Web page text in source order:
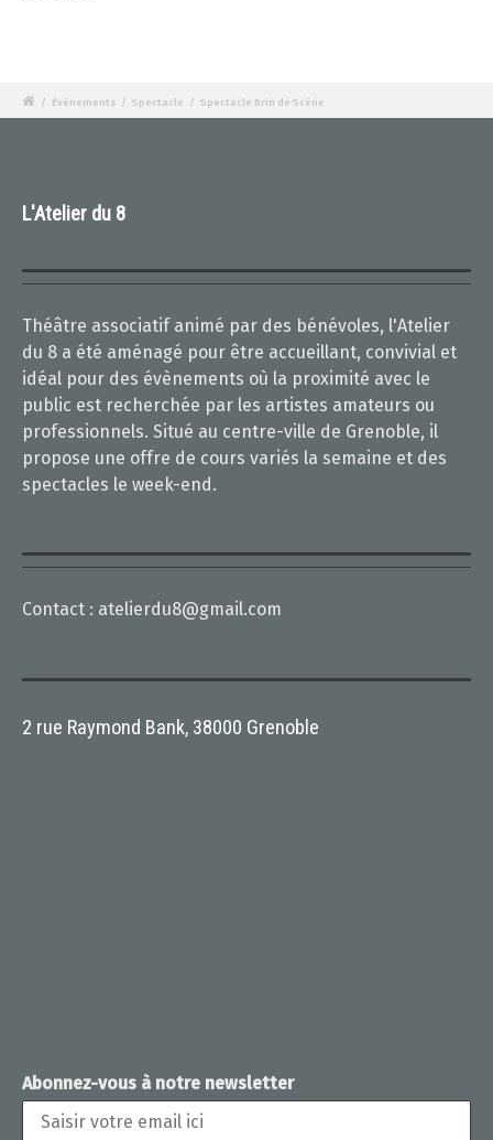
/ Évènements / Spectacle / Spectacle Brin de Scène
L'Atelier du 8
Théâtre associatif animé par des bénévoles, l'Atelier
du 8 a été aménagé pour être accueillant, convivial et
idéal pour des évènements où la proximité avec le
public est recherchée par les artistes amateurs ou
professionnels. Situé au centre-ville de Grenoble, il
propose une offre de cours variés la semaine et des
spectacles le week-end.
Contact : atelierdu8@gmail.com
2 rue Raymond Bank, 38000 Grenoble
Abonnez-vous à notre newsletter